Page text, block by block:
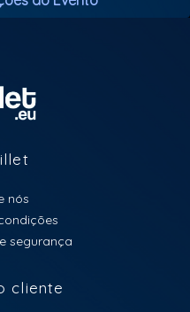
nós
segurança
cliente